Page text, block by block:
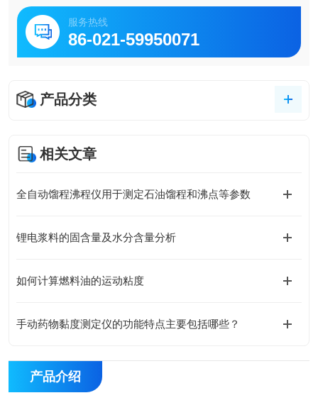
服务热线
86-021-59950071
产品分类
相关文章
全自动馏程沸程仪用于测定石油馏程和沸点等参数
锂电浆料的固含量及水分含量分析
如何计算燃料油的运动粘度
手动药物黏度测定仪的功能特点主要包括哪些？
产品介绍